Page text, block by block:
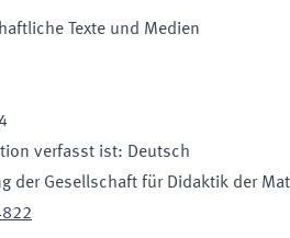
Texte und Medien
verfasst ist: Deutsch
der Gesellschaft für Didaktik der